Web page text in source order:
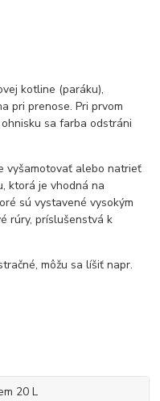
kotline (paráku),
pri prenose. Pri prvom
sa farba odstráni
vyšamotovať alebo natrieť
ktorá je vhodná na
sú vystavené vysokým
rúry, príslušenstvá k
môžu sa líšiť napr.
20 L